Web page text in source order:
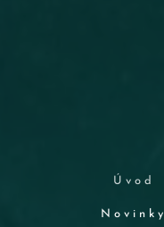
Úvod
Novinky